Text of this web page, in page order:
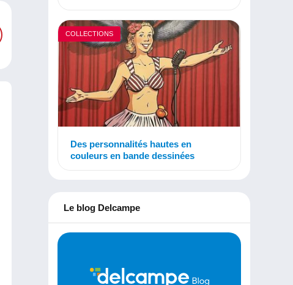
COLLECTIONS
Des personnalités hautes en
couleurs en bande dessinées
Le blog Delcampe